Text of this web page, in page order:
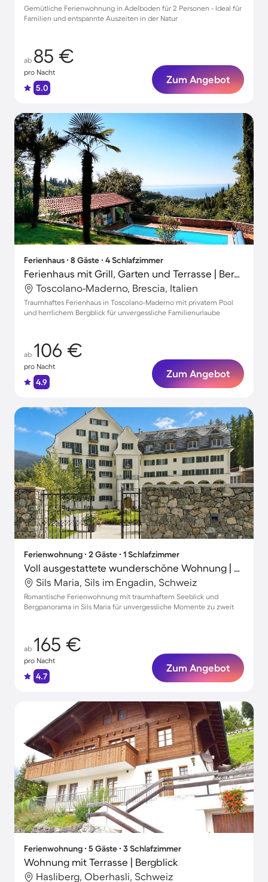
Gemütliche Ferienwohnung in Adelboden für 2 Personen - Ideal für
Familien und entspannte Auszeiten in der Natur
ab 85 €
pro Nacht
5.0
Zum Angebot
Ferienhaus ∙ 8 Gäste ∙ 4 Schlafzimmer
Ferienhaus mit Grill, Garten und Terrasse | Bergblick
Toscolano-Maderno, Brescia, Italien
Traumhaftes Ferienhaus in Toscolano-Maderno mit privatem Pool
und herrlichem Bergblick für unvergessliche Familienurlaube
ab 106 €
pro Nacht
4.9
Zum Angebot
Ferienwohnung ∙ 2 Gäste ∙ 1 Schlafzimmer
Voll ausgestattete wunderschöne Wohnung | Bergblick
Sils Maria, Sils im Engadin, Schweiz
Romantische Ferienwohnung mit traumhaftem Seeblick und
Bergpanorama in Sils Maria für unvergessliche Momente zu zweit
ab 165 €
pro Nacht
4.7
Zum Angebot
Ferienwohnung ∙ 5 Gäste ∙ 3 Schlafzimmer
Wohnung mit Terrasse | Bergblick
Hasliberg, Oberhasli, Schweiz